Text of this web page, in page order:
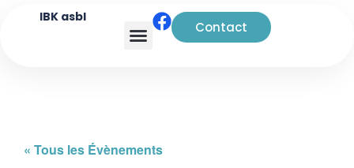
IBK asbl
Contact
« Tous les Évènements